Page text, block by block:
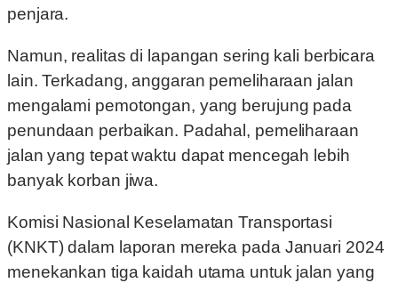
penjara.
Namun, realitas di lapangan sering kali berbicara
lain. Terkadang, anggaran pemeliharaan jalan
mengalami pemotongan, yang berujung pada
penundaan perbaikan. Padahal, pemeliharaan
jalan yang tepat waktu dapat mencegah lebih
banyak korban jiwa.
Komisi Nasional Keselamatan Transportasi
(KNKT) dalam laporan mereka pada Januari 2024
menekankan tiga kaidah utama untuk jalan yang